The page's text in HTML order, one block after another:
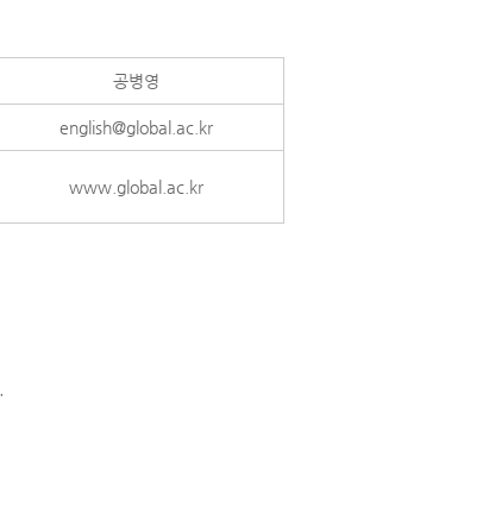
공병영
english@global.ac.kr
www.global.ac.kr